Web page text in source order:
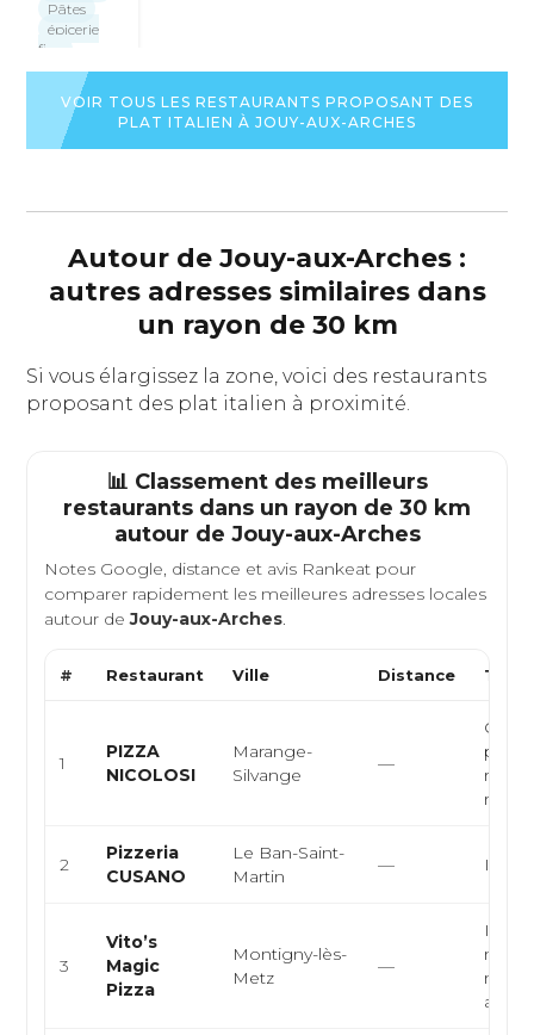
Pâtes
épicerie
fine
Desserts ·
€€-€€€
VOIR
LA
RESTAURANT
VOIR TOUS LES RESTAURANTS PROPOSANT DES
PLAT ITALIEN À JOUY-AUX-ARCHES
Autour de Jouy-aux-Arches :
autres adresses similaires dans
un rayon de 30 km
Si vous élargissez la zone, voici des restaurants
proposant des plat italien à proximité.
📊 Classement des meilleurs
restaurants dans un rayon de 30 km
autour de Jouy-aux-Arches
Notes Google, distance et avis Rankeat pour
comparer rapidement les meilleures adresses locales
autour deJouy-aux-Arches.
# Restaurant Ville Distance Type
1
PIZZA
NICOLOSI
Marange-
Silvange
—
2
Pizzeria
CUSANO
Le Ban-Saint-
Martin
—
3
Vito’s
Magic
Pizza
Montigny-lès-
Metz
—